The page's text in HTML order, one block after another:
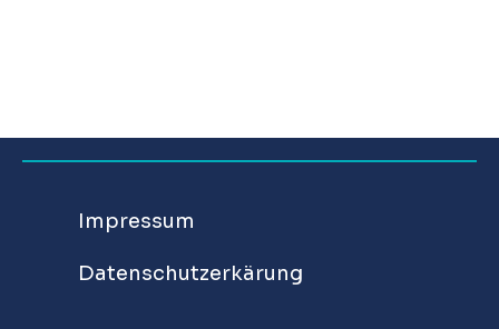
Impressum
Datenschutzerkärung